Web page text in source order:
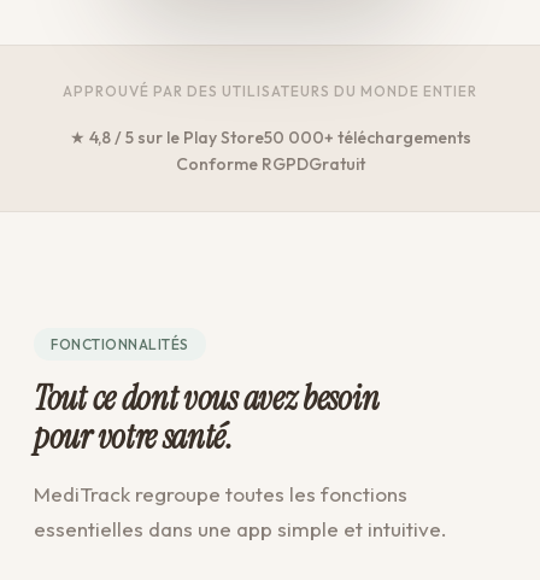
APPROUVÉ PAR DES UTILISATEURS DU MONDE ENTIER
★ 4,8 / 5 sur le Play Store50 000+ téléchargements
Conforme RGPDGratuit
FONCTIONNALITÉS
Tout ce dont vous avez besoin
pour votre santé.
MediTrack regroupe toutes les fonctions
essentielles dans une app simple et intuitive.